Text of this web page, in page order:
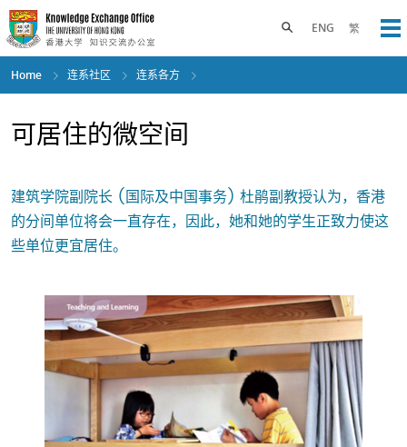
Skip
to
main
content
ENG 繁
Toggle search panel
Home 连系社区 连系各方
可居住的微空间
建筑学院副院长 (国际及中国事务) 杜鹃副教授认为，香港
的分间单位将会一直存在，因此，她和她的学生正致力使这
些单位更宜居住。